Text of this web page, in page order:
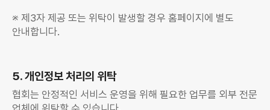
※ 제3자 제공 또는 위탁이 발생할 경우 홈페이지에 별도
안내합니다.
5. 개인정보 처리의 위탁
협회는 안정적인 서비스 운영을 위해 필요한 업무를 외부 전문